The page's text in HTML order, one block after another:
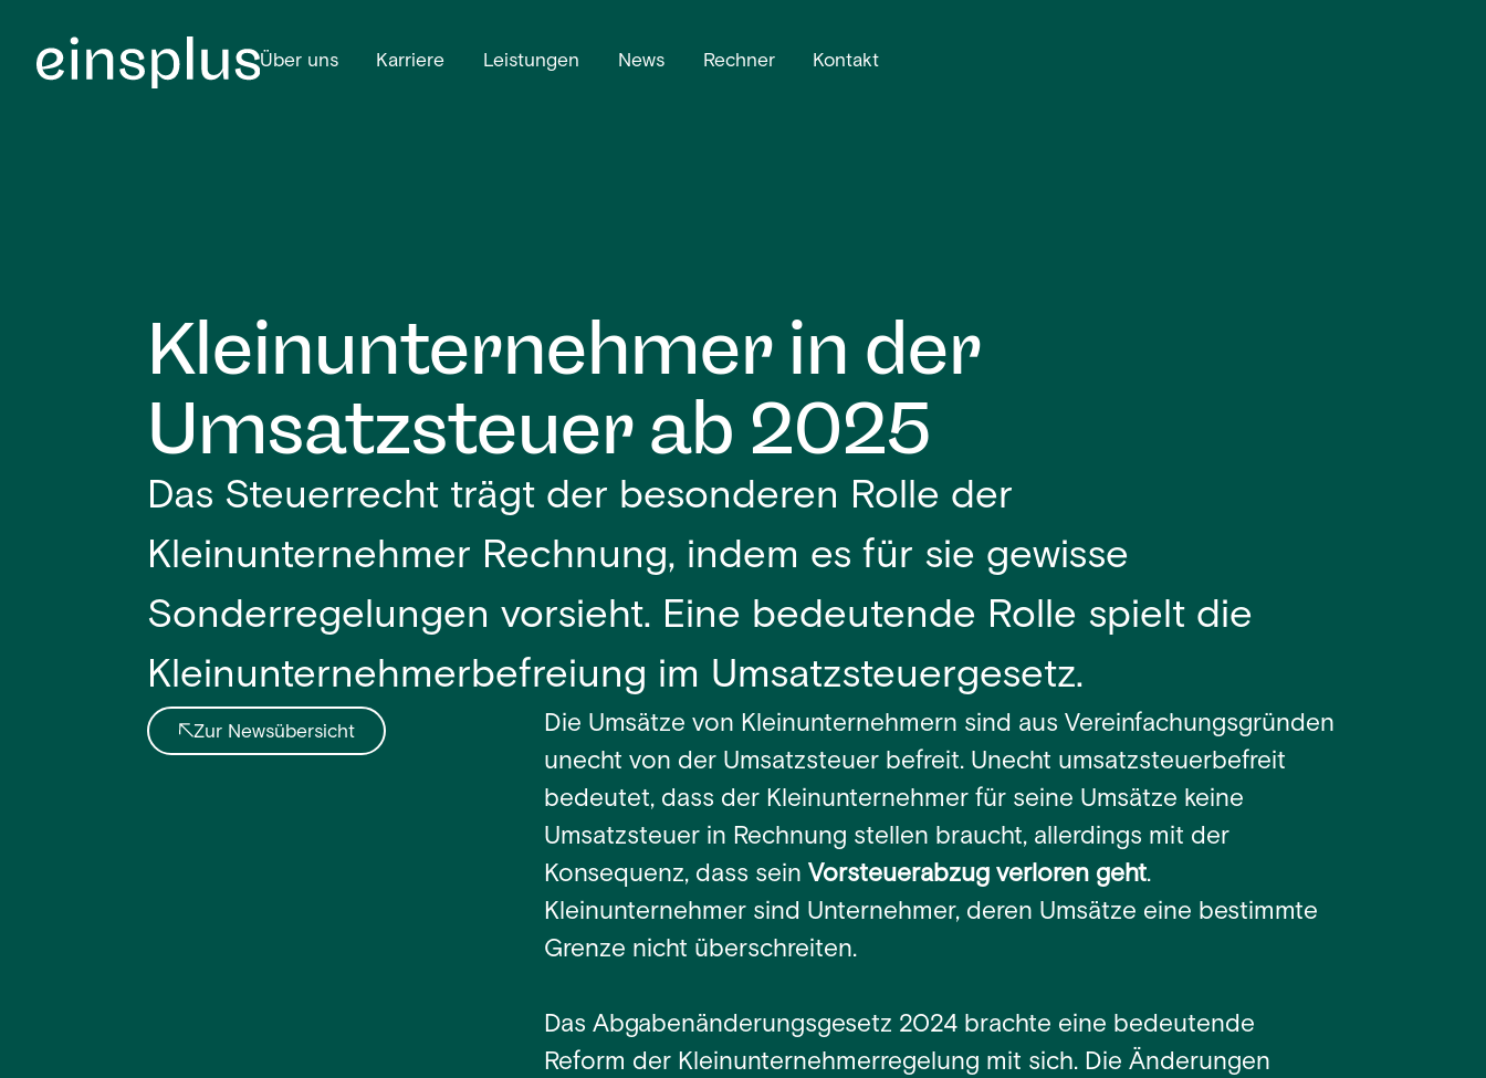
Über uns Karriere Leistungen News Rechner Kontakt
Kleinunternehmer in der
Umsatzsteuer ab 2025
Das Steuerrecht trägt der besonderen Rolle der
Kleinunternehmer Rechnung, indem es für sie gewisse
Sonderregelungen vorsieht. Eine bedeutende Rolle spielt die
Kleinunternehmerbefreiung im Umsatzsteuergesetz.
Zur Newsübersicht
Die Umsätze von Kleinunternehmern sind aus Vereinfachungsgründen
unecht von der Umsatzsteuer befreit. Unecht umsatzsteuerbefreit
bedeutet, dass der Kleinunternehmer für seine Umsätze keine
Umsatzsteuer in Rechnung stellen braucht, allerdings mit der
Konsequenz, dass sein Vorsteuerabzug verloren geht.
Kleinunternehmer sind Unternehmer, deren Umsätze eine bestimmte
Grenze nicht überschreiten.
Das Abgabenänderungsgesetz 2024 brachte eine bedeutende
Reform der Kleinunternehmerregelung mit sich. Die Änderungen